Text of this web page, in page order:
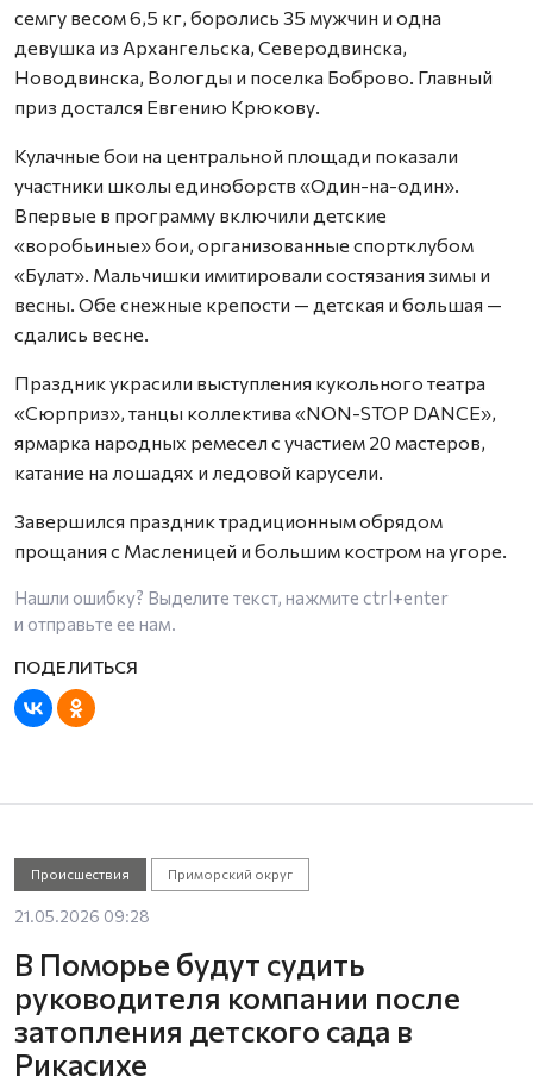
семгу весом 6,5 кг, боролись 35 мужчин и одна
девушка из Архангельска, Северодвинска,
Новодвинска, Вологды и поселка Боброво. Главный
приз достался Евгению Крюкову.
Кулачные бои на центральной площади показали
участники школы единоборств «Один-на-один».
Впервые в программу включили детские
«воробьиные» бои, организованные спортклубом
«Булат». Мальчишки имитировали состязания зимы и
весны. Обе снежные крепости — детская и большая —
сдались весне.
Праздник украсили выступления кукольного театра
«Сюрприз», танцы коллектива «NON-STOP DANCE»,
ярмарка народных ремесел с участием 20 мастеров,
катание на лошадях и ледовой карусели.
Завершился праздник традиционным обрядом
прощания с Масленицей и большим костром на угоре.
Нашли ошибку? Выделите текст, нажмите ctrl+enter
и отправьте ее нам.
Происшествия Приморский округ
21.05.2026 09:28
В Поморье будут судить
руководителя компании после
затопления детского сада в
Рикасихе